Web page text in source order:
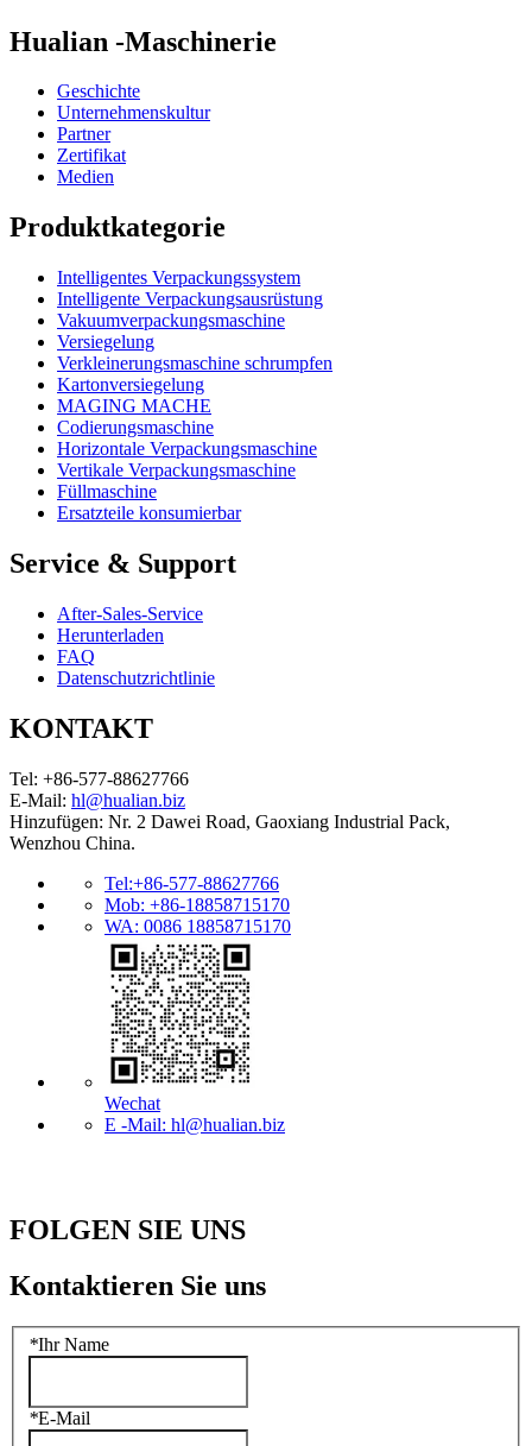
Hualian -Maschinerie
Geschichte
Unternehmenskultur
Partner
Zertifikat
Medien
Produktkategorie
Intelligentes Verpackungssystem
Intelligente Verpackungsausrüstung
Vakuumverpackungsmaschine
Versiegelung
Verkleinerungsmaschine schrumpfen
Kartonversiegelung
MAGING MACHE
Codierungsmaschine
Horizontale Verpackungsmaschine
Vertikale Verpackungsmaschine
Füllmaschine
Ersatzteile konsumierbar
Service & Support
After-Sales-Service
Herunterladen
FAQ
Datenschutzrichtlinie
KONTAKT
Tel: +86-577-88627766
E-Mail: hl@hualian.biz
Hinzufügen: Nr. 2 Dawei Road, Gaoxiang Industrial Pack,
Wenzhou China.
Tel:+86-577-88627766
Mob: +86-18858715170
WA: 0086 18858715170
Wechat
E -Mail: hl@hualian.biz
FOLGEN SIE UNS
Kontaktieren Sie uns
*Ihr Name
*E-Mail